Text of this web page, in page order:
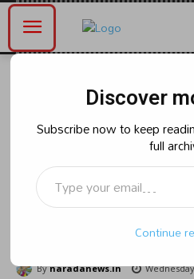
వైఎస్సార్సీపీలో
హసనాబాద్ వాసులు
ఆహ్వానించిన
శంకరరావు:
By naradanews.in
Discover
Subscribe now to keep
full
Type your email…
Continue